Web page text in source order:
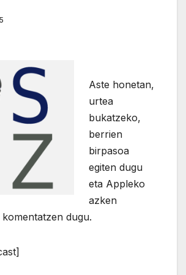
Aste honetan,
urtea
bukatzeko,
berrien
birpasoa
egiten dugu
eta Appleko
azken
dugu.